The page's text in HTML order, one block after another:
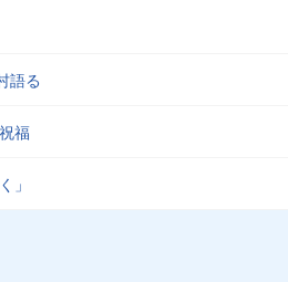
語る
福
」